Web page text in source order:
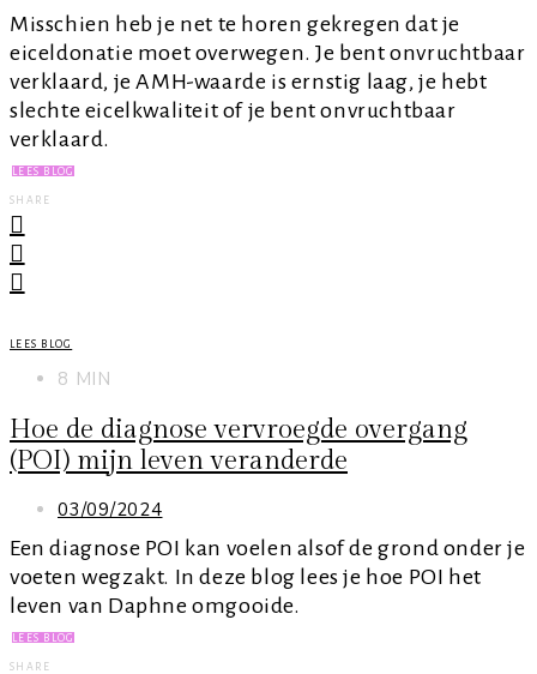
Misschien heb je net te horen gekregen dat je
eiceldonatie moet overwegen. Je bent onvruchtbaar
verklaard, je AMH-waarde is ernstig laag, je hebt
slechte eicelkwaliteit of je bent onvruchtbaar
verklaard.
LEES BLOG
SHARE
LEES BLOG
8 MIN
Hoe de diagnose vervroegde overgang
(POI) mijn leven veranderde
03/09/2024
Een diagnose POI kan voelen alsof de grond onder je
voeten wegzakt. In deze blog lees je hoe POI het
leven van Daphne omgooide.
LEES BLOG
SHARE